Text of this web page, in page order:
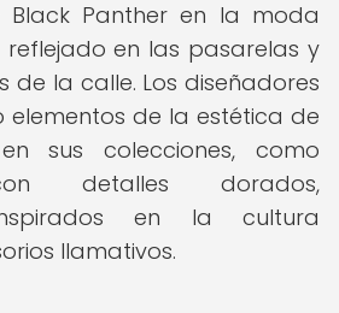
Black Panther en la moda
reflejado en las pasarelas y
de la calle. Los diseñadores
de la estética de
sus colecciones, como
detalles dorados,
en la cultura
llamativos.